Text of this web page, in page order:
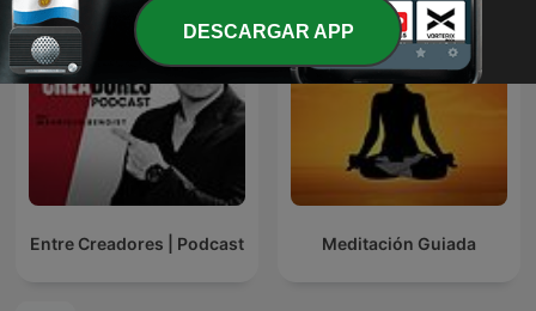
Entre Creadores | Podcast Meditación Guiada
DESCARGAR APP